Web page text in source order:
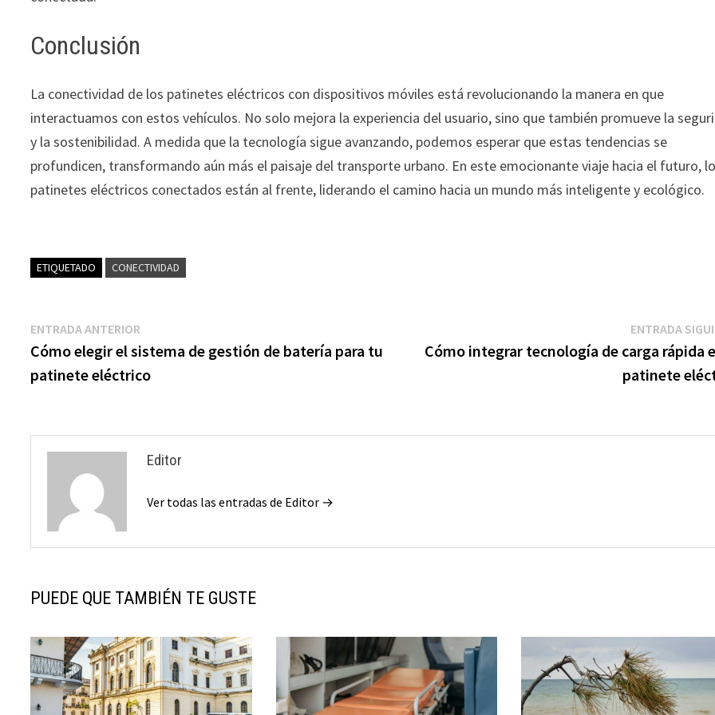
Conclusión
La conectividad de los patinetes eléctricos con dispositivos móviles está revolucionando la manera en que
interactuamos con estos vehículos. No solo mejora la experiencia del usuario, sino que también promueve la
y la sostenibilidad. A medida que la tecnología sigue avanzando, podemos esperar que estas tendencias se
profundicen, transformando aún más el paisaje del transporte urbano. En este emocionante viaje hacia el futuro,
patinetes eléctricos conectados están al frente, liderando el camino hacia un mundo más inteligente y ecológico.
ETIQUETADO CONECTIVIDAD
Navegación
de
entradas
ENTRADA ANTERIOR
anterior:
Cómo elegir el sistema de gestión de batería para tu
patinete eléctrico
ENTRADA
Cómo integrar tecnología de carga rápida
patinete
Editor
Ver todas las entradas de Editor →
PUEDE QUE TAMBIÉN TE GUSTE